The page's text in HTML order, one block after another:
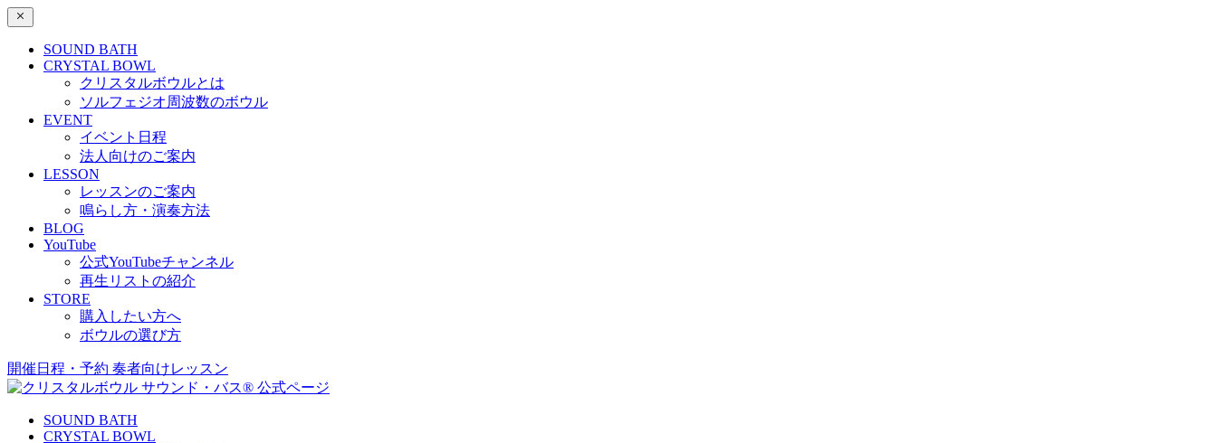
SOUND BATH
CRYSTAL BOWL
クリスタルボウルとは
ソルフェジオ周波数のボウル
EVENT
イベント日程
法人向けのご案内
LESSON
レッスンのご案内
鳴らし方・演奏方法
BLOG
YouTube
公式YouTubeチャンネル
再生リストの紹介
STORE
購入したい方へ
ボウルの選び方
開催日程・予約 奏者向けレッスン
SOUND BATH
CRYSTAL BOWL